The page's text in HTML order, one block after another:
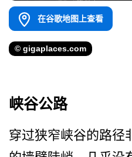
在谷歌地图上查看
© gigaplaces.com
峡谷公路
穿过狭窄峡谷的路径